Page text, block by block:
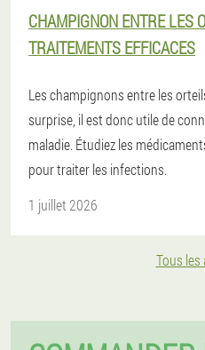
CHAMPIGNON ENTRE LES
TRAITEMENTS EFFICACES
Les champignons entre les
surprise, il est donc utile de
maladie. Étudiez les
pour traiter les infections.
1 juillet 2026
Tous les